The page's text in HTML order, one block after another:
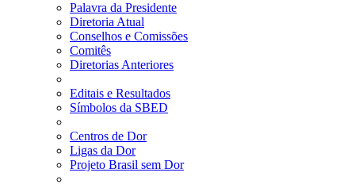
Palavra da Presidente
Diretoria Atual
Conselhos e Comissões
Comitês
Diretorias Anteriores
Editais e Resultados
Símbolos da SBED
Centros de Dor
Ligas da Dor
Projeto Brasil sem Dor